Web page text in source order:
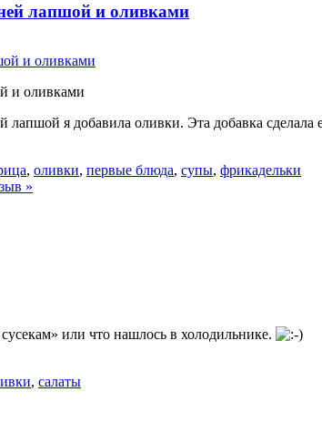
лапшой и оливками
и оливками
я добавила оливки. Эта добавка сделала
, оливки, первые блюда, супы, фрикадельки
»
или что нашлось в холодильнике.
, салаты